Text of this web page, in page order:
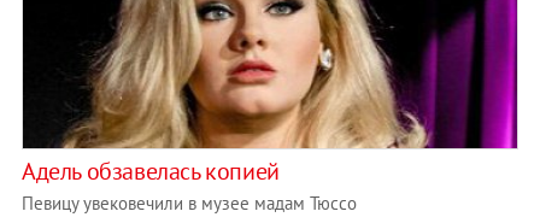
Адель обзавелась копией
Певицу увековечили в музее мадам Тюссо